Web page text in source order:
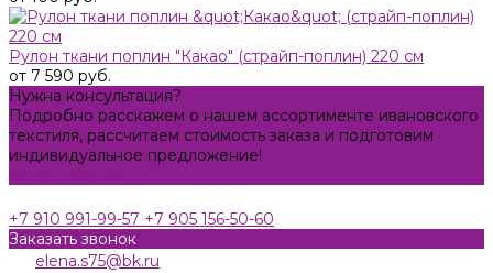
Рулон ткани поплин "Какао" (страйп-поплин) 220 см
от 7 590 руб.
Нужна консультация?
Подробно расскажем о нашем ассортименте ивановского
текстиля, рассчитаем стоимость заказа и подготовим
индивидуальное предложение!
+7 910 991-99-57 +7 905 156-50-60
Заказать звонок
elena.s75@bk.ru